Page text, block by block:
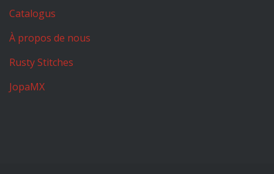
Catalogus
À propos de nous
Rusty Stitches
JopaMX